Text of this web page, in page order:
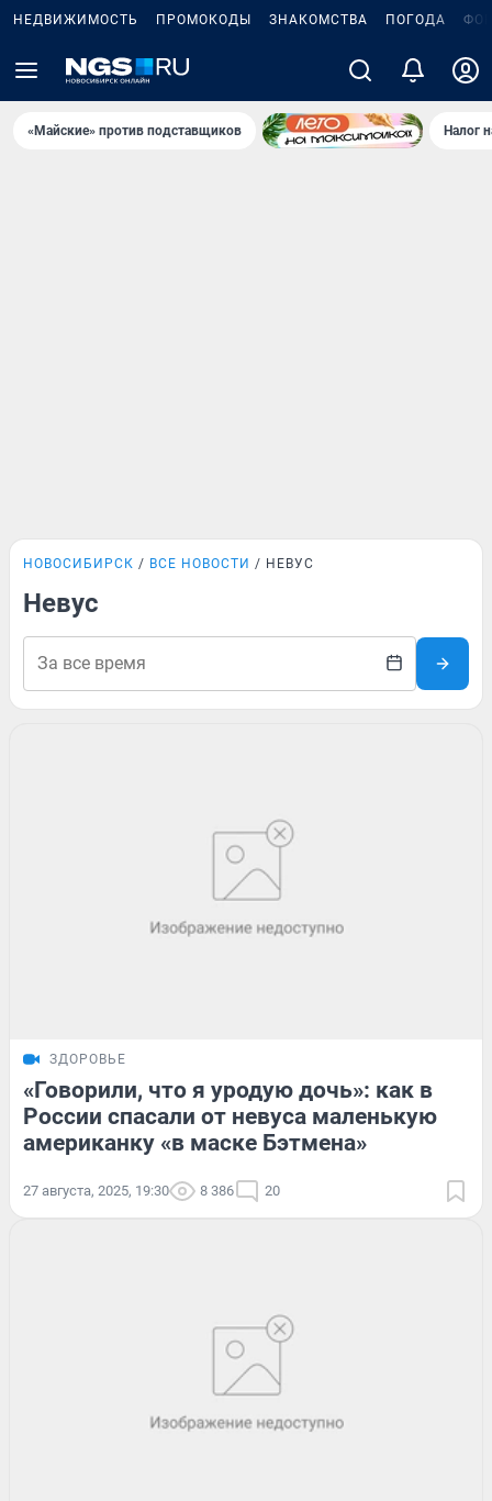
НЕДВИЖИМОСТЬ ПРОМОКОДЫ ЗНАКОМСТВА ПОГОДА
«Майские» против подставщиков Налог
НОВОСИБИРСК ВСЕ НОВОСТИ НЕВУС
Невус
ЗДОРОВЬЕ
«Говорили, что я уродую дочь»: как в
России спасали от невуса маленькую
американку «в маске Бэтмена»
27 августа, 2025, 19:30 8 386 20